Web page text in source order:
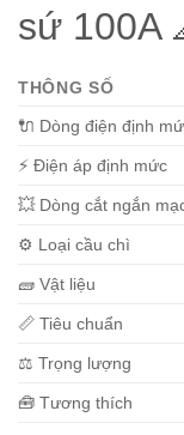
sứ 100A
THÔNG SỐ
🔌 Dòng điện định
⚡ Điện áp định mức
💥 Dòng cắt ngắn
⚙️ Loại cầu chì
🧱 Vật liệu
📏 Tiêu chuẩn
⚖️ Trọng lượng
🧰 Tương thích